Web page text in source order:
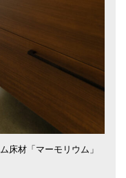
床材「マーモリウム」